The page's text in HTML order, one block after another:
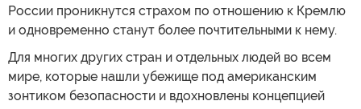
России проникнутся страхом по отношению к Кремлю
и одновременно станут более почтительными к нему.
Для многих других стран и отдельных людей во всем
мире, которые нашли убежище под американским
зонтиком безопасности и вдохновлены концепцией